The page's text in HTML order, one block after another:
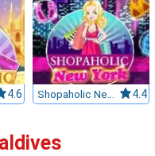
4.6 Shopaholic New York 4.4